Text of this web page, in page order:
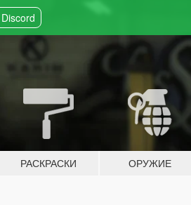
РАСКРАСКИ ОРУЖИЕ